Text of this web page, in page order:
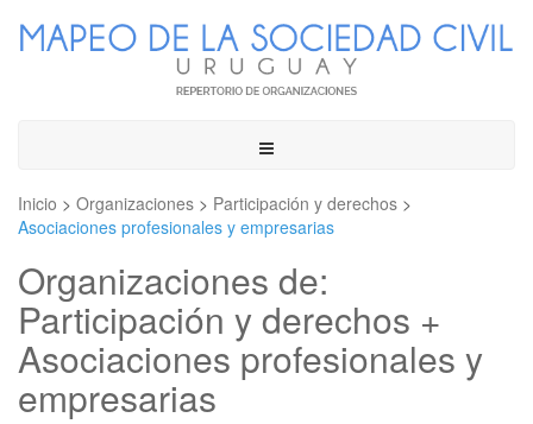
Toggle
Inicio > Organizaciones > Participación y derechos >
Asociaciones profesionales y empresarias
Organizaciones de:
Participación y derechos +
Asociaciones profesionales y
empresarias